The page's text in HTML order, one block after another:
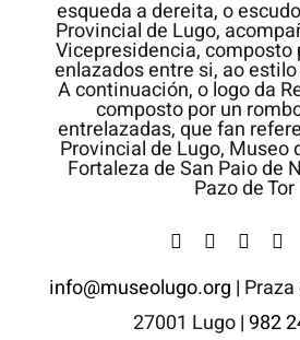
info@museolugo.org |
27001 Lugo| 982